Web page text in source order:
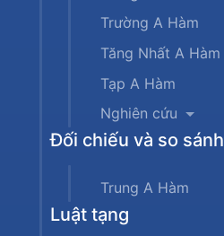
Trường A Hàm
Tăng Nhất A Hàm
Tạp A Hàm
Nghiên cứu
Đối chiếu và so sánh
Trung A Hàm
Luật tạng